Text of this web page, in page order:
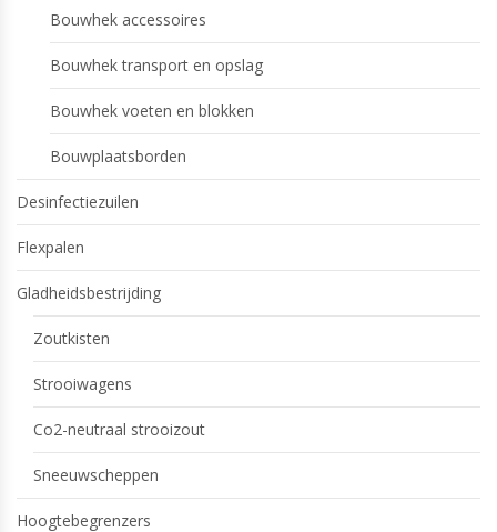
Bouwhek accessoires
Bouwhek transport en opslag
Bouwhek voeten en blokken
Bouwplaatsborden
Desinfectiezuilen
Flexpalen
Gladheidsbestrijding
Zoutkisten
Strooiwagens
Co2-neutraal strooizout
Sneeuwscheppen
Hoogtebegrenzers